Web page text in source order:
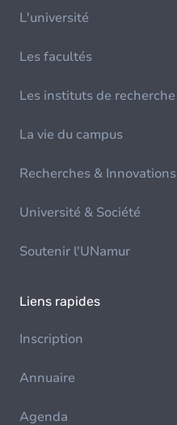
L'université
Les facultés
Les instituts de recherche
La vie du campus
Recherches & Innovations
Université & Société
Soutenir l'UNamur
Liens rapides
Inscription
Annuaire
Agenda